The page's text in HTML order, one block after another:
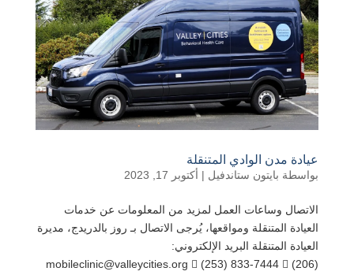
عيادة مدن الوادي المتنقلة
بواسطة بايتون ستاندفيل | أكتوبر 17, 2023
الاتصال وساعات العمل لمزيد من المعلومات عن خدمات
العيادة المتنقلة ومواقعها، يُرجى الاتصال بـ روز بالدريدج، مديرة
العيادة المتنقلة البريد الإلكتروني:
mobileclinic@valleycities.org  (253) 833-7444  (206)